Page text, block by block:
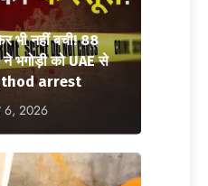
भी नहीं बची! 88
भगोड़ी को UAE से
arrest
6, 2026